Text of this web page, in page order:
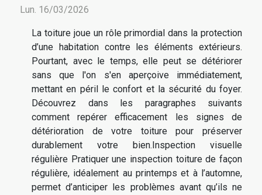
Lun. 16/03/2026
La toiture joue un rôle primordial dans la protection
d’une habitation contre les éléments extérieurs.
Pourtant, avec le temps, elle peut se détériorer
sans que l'on s'en aperçoive immédiatement,
mettant en péril le confort et la sécurité du foyer.
Découvrez dans les paragraphes suivants
comment repérer efficacement les signes de
détérioration de votre toiture pour préserver
durablement votre bien.Inspection visuelle
régulière Pratiquer une inspection toiture de façon
régulière, idéalement au printemps et à l’automne,
permet d’anticiper les problèmes avant qu’ils ne